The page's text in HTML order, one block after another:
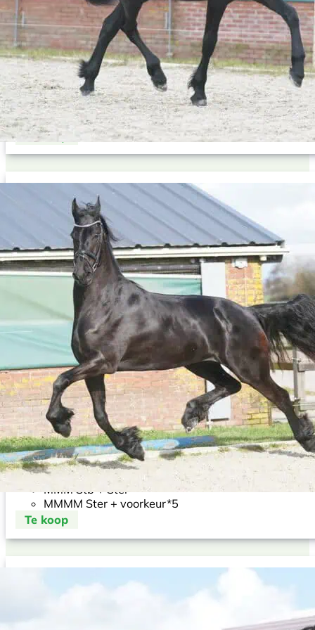
Onze 1 jaar oude Friese merrie Francien
Stamboom
M vb
MM Ster + Pref*4
MMM Ster + voorkeur*5
MMMM Stb + Ster
Te koop
Onze 6-jarige Friese merrie Mette
Stamboom
M Ster
MM Ster
MMM Stb + Ster
MMMM Ster + voorkeur*5
Te koop